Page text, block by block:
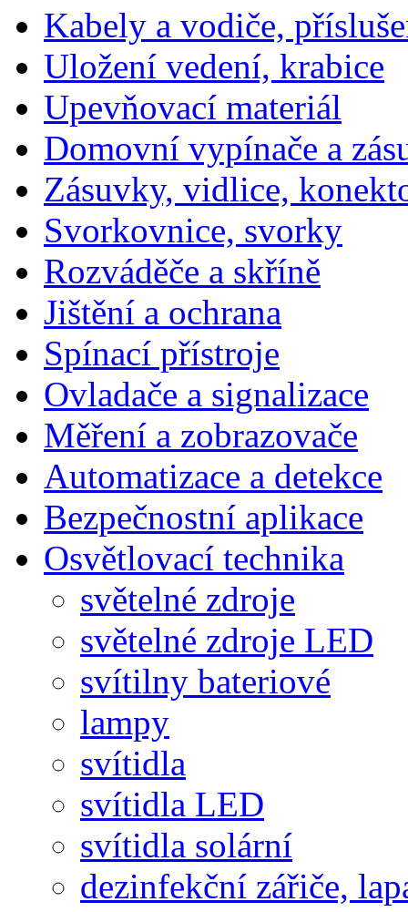
Kabely a vodiče,
Uložení vedení, krabice
Upevňovací materiál
Domovní vypínače a
Zásuvky, vidlice,
Svorkovnice, svorky
Rozváděče a skříně
Jištění a ochrana
Spínací přístroje
Ovladače a signalizace
Měření a zobrazovače
Automatizace a detekce
Bezpečnostní aplikace
Osvětlovací technika
světelné zdroje
světelné zdroje LED
svítilny bateriové
lampy
svítidla
svítidla LED
svítidla solární
dezinfekční zářiče,